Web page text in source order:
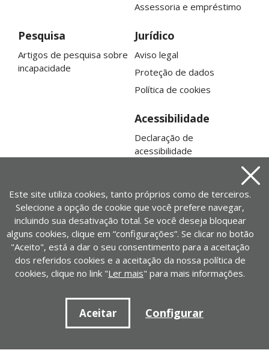
Assessoria e empréstimo
Pesquisa
Artigos de pesquisa sobre
incapacidade
Jurídico
Aviso legal
Proteção de dados
Política de cookies
Acessibilidade
Declaração de
acessibilidade
+ 34 917452446 | cedid@cedid.es
Este site utiliza cookies, tanto próprios como de terceiros.
Selecione a opção de cookie que você prefere navegar,
incluindo sua desativação total. Se você deseja bloquear
alguns cookies, clique em “configurações”. Se clicar no botão
"Aceito", está a dar o seu consentimento para a aceitação
dos referidos cookies e a aceitação da nossa política de
cookies, clique no link "Ler mais" para mais informações.
Aceitar Configurar